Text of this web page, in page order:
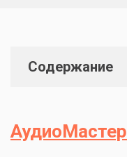
Содержание
АудиоМастер